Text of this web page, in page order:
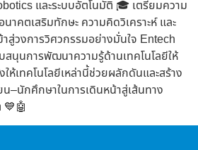
และระบบอัตโนมัติ 🎓 เตรียมความ
าคตเสริมทักษะ ความคิดวิเคราะห์ และ
สู่วงการวิศวกรรมอย่างมั่นใจ Entech
นุนการพัฒนาความรู้ด้านเทคโนโลยีให้
ห้เทคโนโลยีเหล่านี้ช่วยผลักดันและสร้าง
–นักศึกษาในการเดินหน้าสู่เส้นทาง